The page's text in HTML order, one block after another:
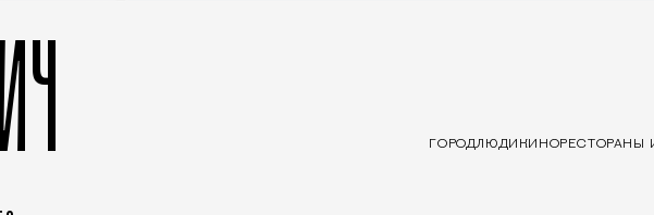
ГОРОДЛЮДИ КИНОРЕСТОРАНЫ